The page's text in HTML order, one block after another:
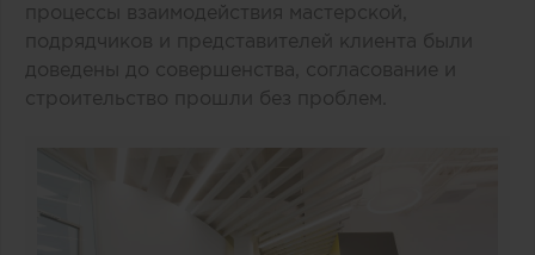
процессы взаимодействия мастерской,
подрядчиков и представителей клиента были
доведены до совершенства, согласование и
строительство прошли без проблем.